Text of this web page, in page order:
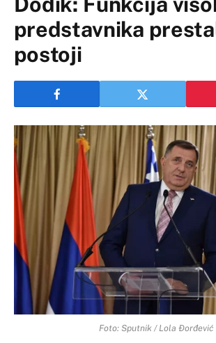
predstavnika
postoji
Foto: Sputnik / Lola Đorđević